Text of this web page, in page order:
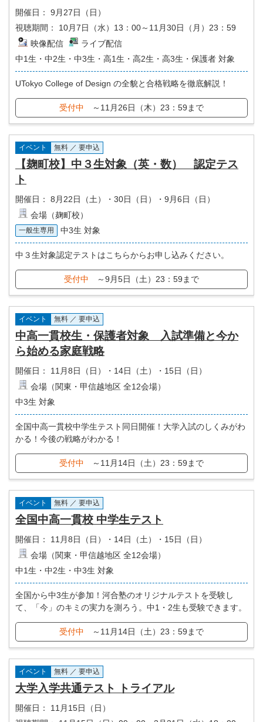
開催日：
9月27日（日）
視聴期間：
10月7日（水）13：00～11月30日（月）23：59
映像配信
ライブ配信
中1生・中2生・中3生・高1生・高2生・高3生・保護者 対象
UTokyo College of Design の全貌と合格戦略を徹底解説！
受付中 ～11月26日（木）23：59まで
イベント 無料 ／ 要申込
【麹町校】中３生対象（英・数） 認定テス
ト
開催日：
8月22日（土）・30日（日）・9月6日（日）
会場（麹町校）
一般生専用 中3生 対象
中３生対象認定テストはこちらからお申し込みください。
受付中 ～9月5日（土）23：59まで
イベント 無料 ／ 要申込
中高一貫校生・保護者対象 入試準備と今か
ら始める家庭戦略
開催日：
11月8日（日）・14日（土）・15日（日）
会場（関東・甲信越地区 全12会場）
中3生 対象
全国中高一貫校中学生テスト同日開催！大学入試のしくみがわ
かる！今後の戦略がわかる！
受付中 ～11月14日（土）23：59まで
イベント 無料 ／ 要申込
全国中高一貫校 中学生テスト
開催日：
11月8日（日）・14日（土）・15日（日）
会場（関東・甲信越地区 全12会場）
中1生・中2生・中3生 対象
全国から中3生が参加！河合塾のオリジナルテストを受験し
て、「今」のキミの実力を測ろう。中1・2生も受験できます。
受付中 ～11月14日（土）23：59まで
イベント 無料 ／ 要申込
大学入学共通テスト トライアル
開催日：
11月15日（日）